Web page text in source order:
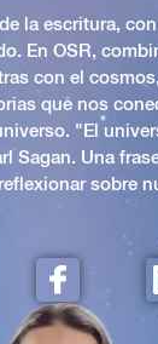
la escritura,
En OSR,
con el cosmos,
que nos
"El
Sagan. Una
sobre